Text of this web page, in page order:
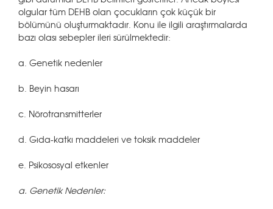
olgular tüm DEHB olan çocukların çok küçük bir
bölümünü oluşturmaktadır. Konu ile ilgili araştırmalarda
bazı olası sebepler ileri sürülmektedir:
a. Genetik nedenler
b. Beyin hasarı
c. Nörotransmitterler
d. Gıda-katkı maddeleri ve toksik maddeler
e. Psikososyal etkenler
a. Genetik Nedenler: